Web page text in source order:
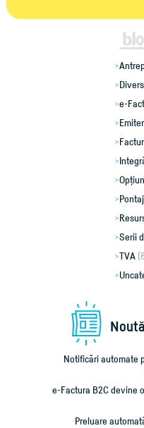
e-
Pontaj
Serii
TVA
Notificări automate
e-Factura B2C devine
Preluare